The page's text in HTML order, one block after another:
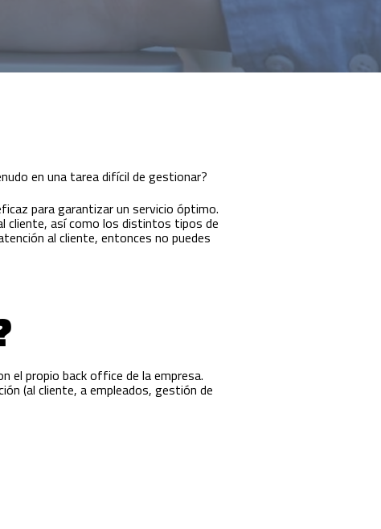
en una tarea difícil de gestionar?
para garantizar un servicio óptimo.
cliente, así como los distintos tipos de
al cliente, entonces no puedes
el propio back office de la empresa.
(al cliente, a empleados, gestión de